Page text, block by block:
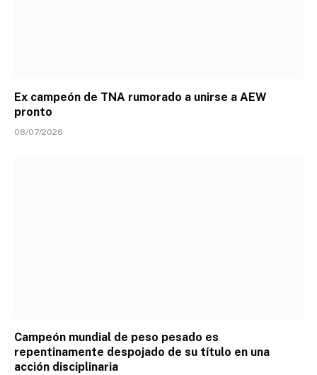
Ex campeón de TNA rumorado a unirse a AEW
pronto
08/07/2026
Campeón mundial de peso pesado es
repentinamente despojado de su título en una
acción disciplinaria